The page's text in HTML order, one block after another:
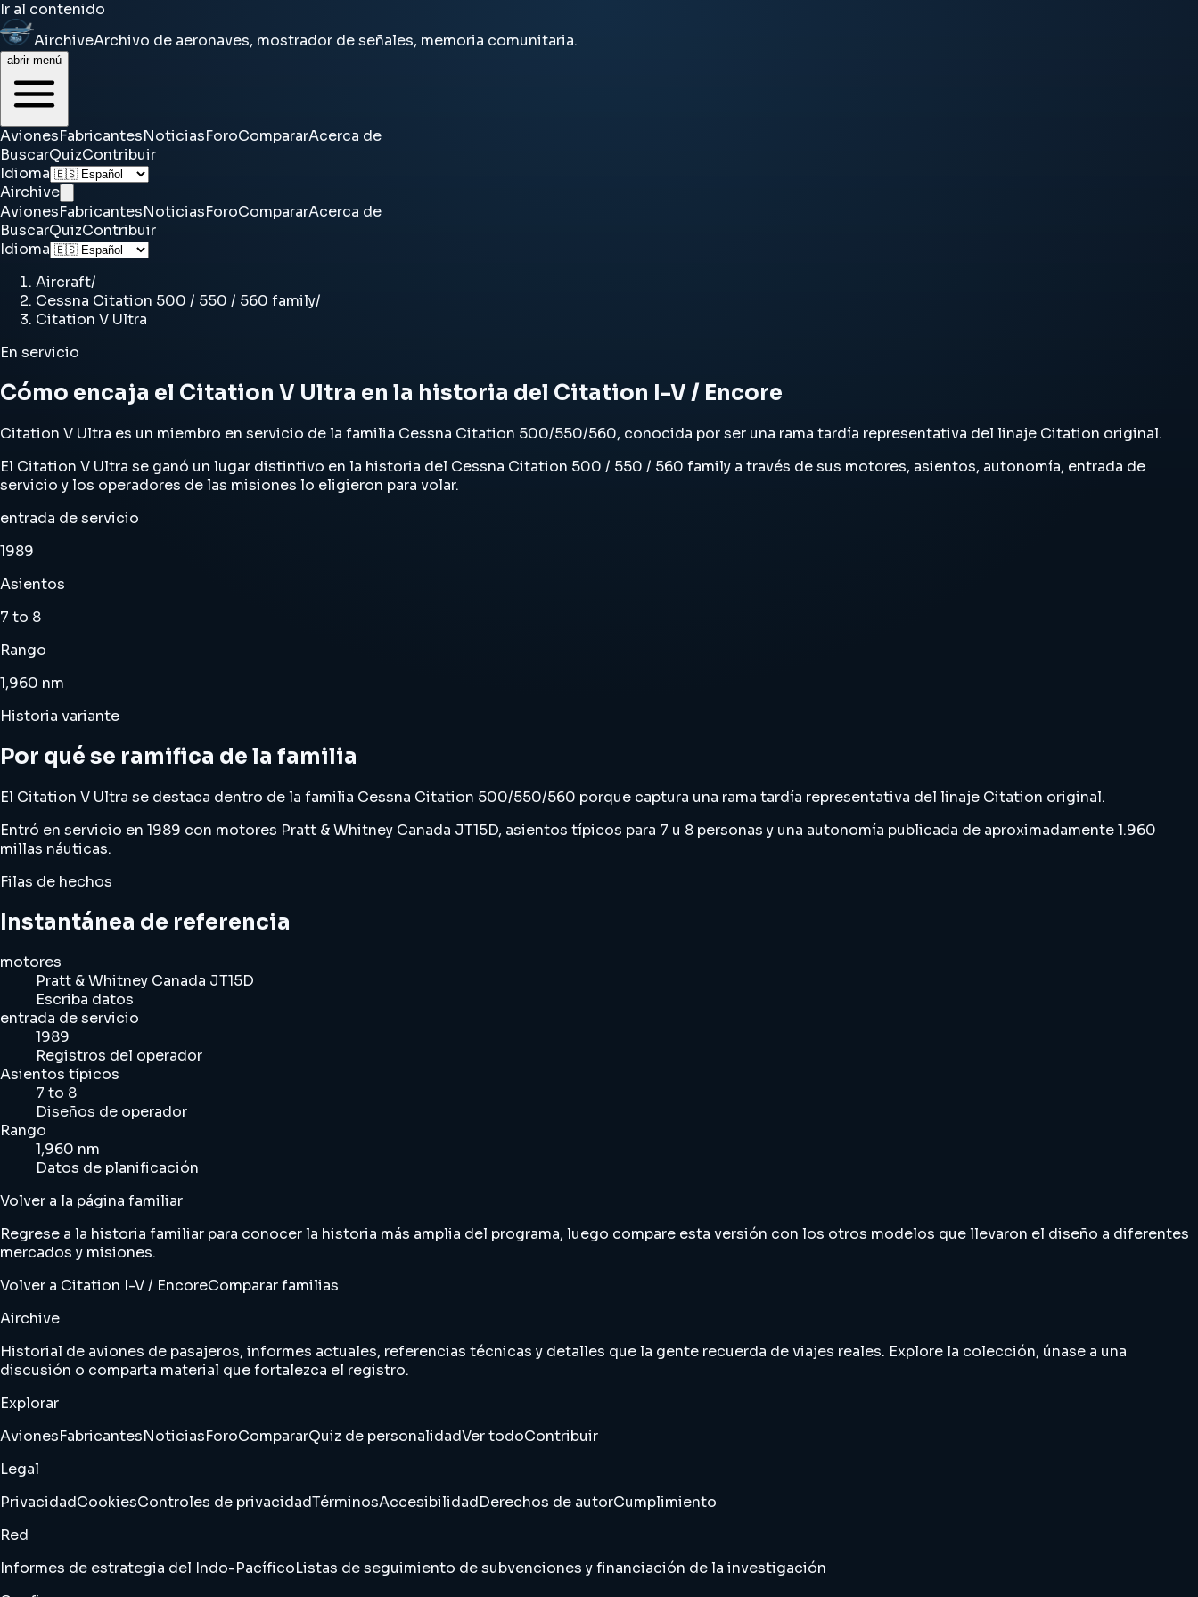
Ir al contenido
AirchiveArchivo de aeronaves, mostrador de señales, memoria comunitaria.
abrir menú
AvionesFabricantesNoticiasForoCompararAcerca de
BuscarQuizContribuir
Idioma
Airchive
AvionesFabricantesNoticiasForoCompararAcerca de
BuscarQuizContribuir
Idioma
Aircraft/
Cessna Citation 500 / 550 / 560 family/
Citation V Ultra
En servicio
Cómo encaja el Citation V Ultra en la historia del Citation I-V / Encore
Citation V Ultra es un miembro en servicio de la familia Cessna Citation 500/550/560, conocida por ser una rama tardía representativa del linaje Citation original.
El Citation V Ultra se ganó un lugar distintivo en la historia del Cessna Citation 500 / 550 / 560 family a través de sus motores, asientos, autonomía, entrada de
servicio y los operadores de las misiones lo eligieron para volar.
entrada de servicio
1989
Asientos
7 to 8
Rango
1,960 nm
Historia variante
Por qué se ramifica de la familia
El Citation V Ultra se destaca dentro de la familia Cessna Citation 500/550/560 porque captura una rama tardía representativa del linaje Citation original.
Entró en servicio en 1989 con motores Pratt & Whitney Canada JT15D, asientos típicos para 7 u 8 personas y una autonomía publicada de aproximadamente 1.960
millas náuticas.
Filas de hechos
Instantánea de referencia
motores
Pratt & Whitney Canada JT15D
Escriba datos
entrada de servicio
1989
Registros del operador
Asientos típicos
7 to 8
Diseños de operador
Rango
1,960 nm
Datos de planificación
Volver a la página familiar
Regrese a la historia familiar para conocer la historia más amplia del programa, luego compare esta versión con los otros modelos que llevaron el diseño a diferentes
mercados y misiones.
Volver a Citation I-V / EncoreComparar familias
Airchive
Historial de aviones de pasajeros, informes actuales, referencias técnicas y detalles que la gente recuerda de viajes reales. Explore la colección, únase a una
discusión o comparta material que fortalezca el registro.
Explorar
AvionesFabricantesNoticiasForoCompararQuiz de personalidadVer todoContribuir
Legal
PrivacidadCookiesControles de privacidadTérminosAccesibilidadDerechos de autorCumplimiento
Red
Informes de estrategia del Indo-PacíficoListas de seguimiento de subvenciones y financiación de la investigación